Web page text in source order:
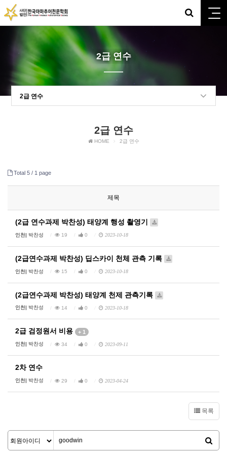
2급 연수
2급 연수
2급 연수
HOME 2급 연수
Total 5 / 1 page
제목
(2급 연수과제 박찬성) 태양계 행성 촬영기
인천| 박찬성 19 0 2023-10-18
(2급연수과제 박찬성) 딥스카이 천체 관측 기록
인천| 박찬성 15 0 2023-10-18
(2급연수과제 박찬성) 태양계 천제 관측기록
인천| 박찬성 14 0 2023-10-18
2급 검정원서 비용 + 1
인천| 박찬성 34 0 2023-09-11
2차 연수
인천| 박찬성 29 0 2023-04-24
목록